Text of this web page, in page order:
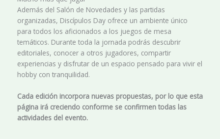
Además del Salón de Novedades y las partidas
organizadas, Discípulos Day ofrece un ambiente único
para todos los aficionados a los juegos de mesa
temáticos. Durante toda la jornada podrás descubrir
editoriales, conocer a otros jugadores, compartir
experiencias y disfrutar de un espacio pensado para vivir el
hobby con tranquilidad.
Cada edición incorpora nuevas propuestas, por lo que esta
página irá creciendo conforme se confirmen todas las
actividades del evento.